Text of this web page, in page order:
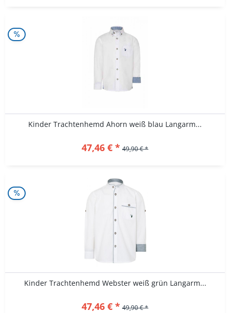
Kinder Trachtenhemd Ahorn weiß blau Langarm...
47,46 € * 49,90 € *
Kinder Trachtenhemd Webster weiß grün Langarm...
47,46 € * 49,90 € *